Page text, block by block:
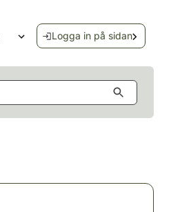
Öppna språkmenyn
Logga in på sidan